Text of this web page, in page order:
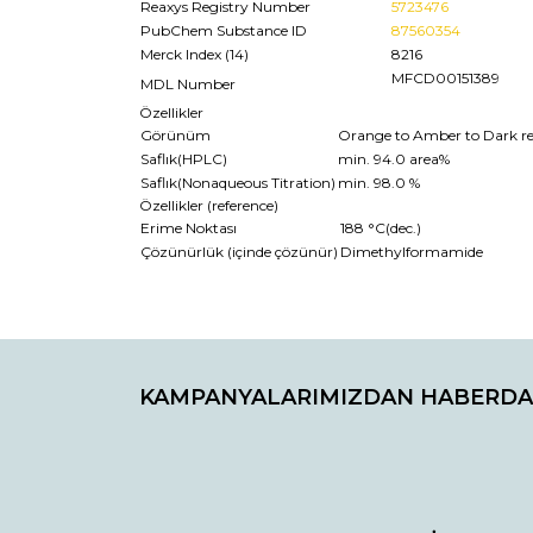
Reaxys Registry Number
5723476
PubChem Substance ID
87560354
Merck Index (14)
8216
MDL Number
MFCD00151389
Özellikler
Görünüm
Orange to Amber to Dark
Saflık(HPLC)
min. 94.0 area%
Saflık(Nonaqueous Titration) min. 98.0 %
Özellikler (reference)
Erime Noktası
188 °C(dec.)
Çözünürlük (içinde çözünür) Dimethylformamide
Görüş ve önerileriniz için teşekkür ederiz.
Ürün resmi kalitesiz, bozuk veya
Bu ürüne benzer farklı alternatifler olmalı.
KAMPANYALARIMIZDAN